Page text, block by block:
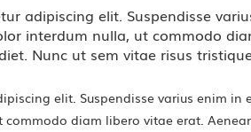
adipiscing elit. Suspendisse
interdum nulla, ut commodo
Nunc ut sem vitae risus
elit. Suspendisse varius enim in
diam libero vitae erat.